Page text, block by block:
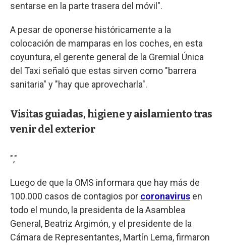
sentarse en la parte trasera del móvil".
A pesar de oponerse históricamente a la
colocación de mamparas en los coches, en esta
coyuntura, el gerente general de la Gremial Única
del Taxi señaló que estas sirven como "barrera
sanitaria" y "hay que aprovecharla".
Visitas guiadas, higiene y aislamiento tras
venir del exterior
","
Luego de que la OMS informara que hay más de
100.000 casos de contagios por coronavirus en
todo el mundo, la presidenta de la Asamblea
General, Beatriz Argimón, y el presidente de la
Cámara de Representantes, Martín Lema, firmaron